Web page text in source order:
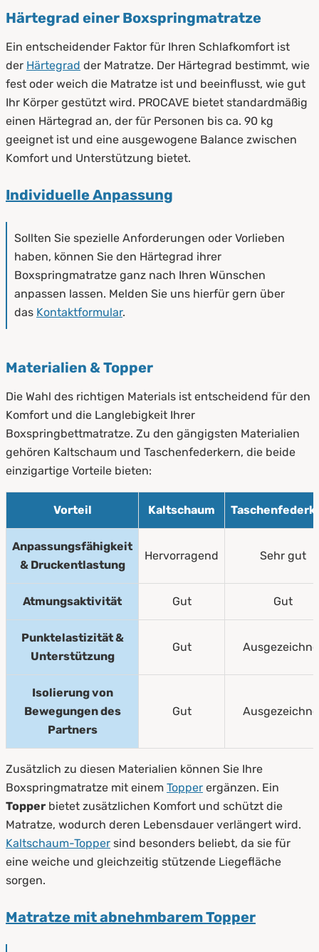
Härtegrad einer Boxspringmatratze
Ein entscheidender Faktor für Ihren Schlafkomfort ist
der Härtegrad der Matratze. Der Härtegrad bestimmt, wie
fest oder weich die Matratze ist und beeinflusst, wie gut
Ihr Körper gestützt wird. PROCAVE bietet standardmäßig
einen Härtegrad an, der für Personen bis ca. 90 kg
geeignet ist und eine ausgewogene Balance zwischen
Komfort und Unterstützung bietet.
Individuelle Anpassung
Sollten Sie spezielle Anforderungen oder Vorlieben
haben, können Sie den Härtegrad ihrer
Boxspringmatratze ganz nach Ihren Wünschen
anpassen lassen. Melden Sie uns hierfür gern über
das Kontaktformular.
Materialien & Topper
Die Wahl des richtigen Materials ist entscheidend für den
Komfort und die Langlebigkeit Ihrer
Boxspringbettmatratze. Zu den gängigsten Materialien
gehören Kaltschaum und Taschenfederkern, die beide
einzigartige Vorteile bieten:
Vorteil Kaltschaum
Anpassungsfähigkeit
& Druckentlastung
Hervorragend Sehr gut
Atmungsaktivität Gut Gut
Punktelastizität &
Unterstützung
Gut
Isolierung von
Bewegungen des
Partners
Gut
Zusätzlich zu diesen Materialien können Sie Ihre
Boxspringmatratze mit einem Topper ergänzen. Ein
Topper bietet zusätzlichen Komfort und schützt die
Matratze, wodurch deren Lebensdauer verlängert wird.
Kaltschaum-Topper sind besonders beliebt, da sie für
eine weiche und gleichzeitig stützende Liegefläche
sorgen.
Matratze mit abnehmbarem Topper